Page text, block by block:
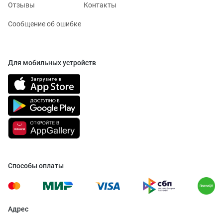
Отзывы Контакты
Сообщение об ошибке
Для мобильных устройств
Способы оплаты
Адрес